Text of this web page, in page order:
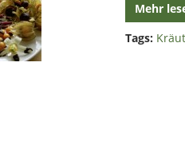
Mehr
Tags: